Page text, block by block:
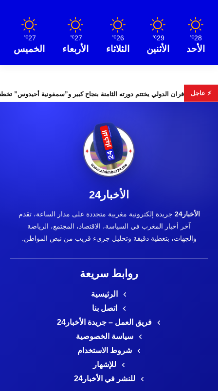
28
℃
الأحد
29
℃
الأثنين
26
℃
الثلاثاء
27
℃
الأربعاء
27
℃
الخميس
⚡ عاجل مهرجان إفران الدولي يختتم دورته الثامنة بنجاح كبير
الأخبار24
الأخبار24
جريدة إلكترونية مغربية متجددة على مدار الساعة، تقدم
آخر أخبار المغرب في السياسة، الاقتصاد، المجتمع، الرياضة
والجهات، بتغطية دقيقة وتحليل جريء قريب من نبض المواطن.
روابط سريعة
الرئيسية
اتصل بنا
فريق العمل – جريدة الأخبار24
سياسة الخصوصية
شروط الاستخدام
للإشهار
للنشر في الأخبار24